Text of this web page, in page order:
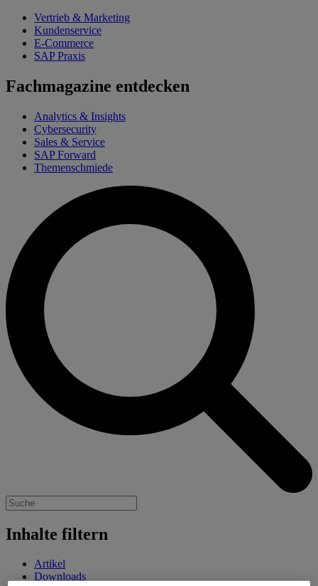
Vertrieb & Marketing
Kundenservice
E-Commerce
SAP Praxis
Fachmagazine entdecken
Analytics & Insights
Cybersecurity
Sales & Service
SAP Forward
Themenschmiede
Inhalte filtern
Artikel
Downloads